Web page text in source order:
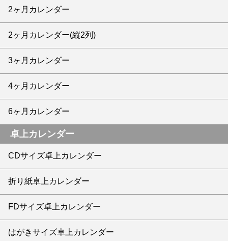
2ヶ月カレンダー
2ヶ月カレンダー(縦2列)
3ヶ月カレンダー
4ヶ月カレンダー
6ヶ月カレンダー
卓上カレンダー
CDサイズ卓上カレンダー
折り紙卓上カレンダー
FDサイズ卓上カレンダー
はがきサイズ卓上カレンダー